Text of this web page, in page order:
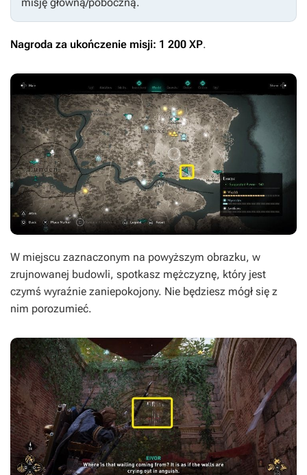
Nagroda za ukończenie misji: 1 200 XP.
W miejscu zaznaczonym na powyższym obrazku, w
zrujnowanej budowli, spotkasz mężczyznę, który jest
czymś wyraźnie zaniepokojony. Nie będziesz mógł się z
nim porozumieć.